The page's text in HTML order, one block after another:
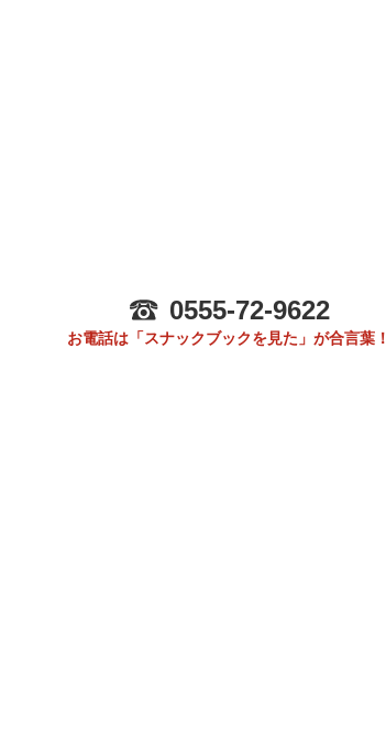
0555-72-9622
お電話は「スナックブックを見た」が合言葉！